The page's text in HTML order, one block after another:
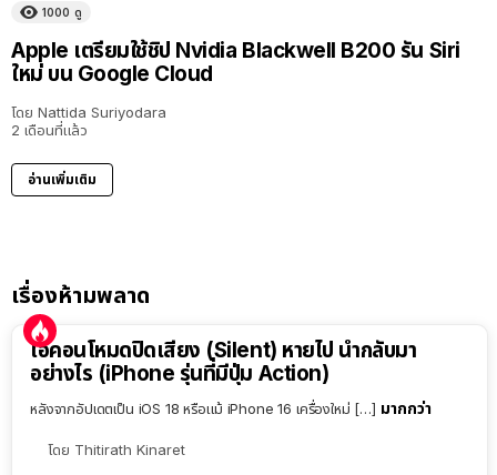
1000 ดู
Apple เตรียมใช้ชิป Nvidia Blackwell B200 รัน Siri
ใหม่ บน Google Cloud
โดย Nattida Suriyodara
2 เดือนที่แล้ว
อ่านเพิ่มเติม
เรื่องห้ามพลาด
ไอคอนโหมดปิดเสียง (Silent) หายไป นำกลับมา
อย่างไร (iPhone รุ่นที่มีปุ่ม Action)
หลังจากอัปเดตเป็น iOS 18 หรือแม้ iPhone 16 เครื่องใหม่ […] มากกว่า
โดย Thitirath Kinaret